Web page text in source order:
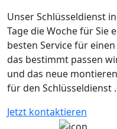
Unser Schlüsseldienst
Tage die Woche für Sie
besten Service für
das bestimmt passen
und das neue
für den Schlüsseldienst .
Jetzt kontaktieren